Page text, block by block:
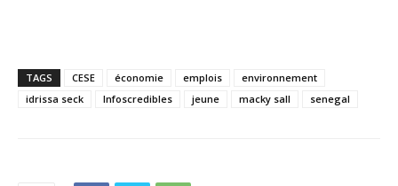
TAGS CESE économie emplois
environnement
idrissa seck
Infoscredibles jeune macky sall senegal